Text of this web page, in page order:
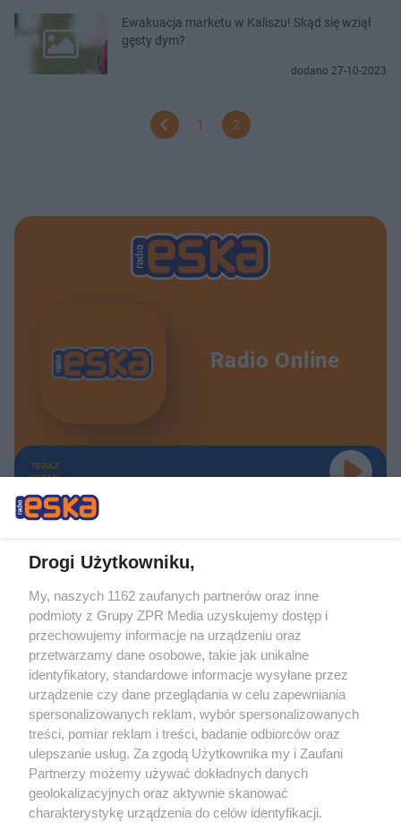
Ewakuacja marketu w Kaliszu! Skąd się wziął
gęsty dym?
dodano 27-10-2023
1 2
Radio Online
TERAZ
GRAMY
Żaden utwór zamieszczony w serwisie nie może być powielany i
rozpowszechniany lub dalej rozpowszechniany w jakikolwiek sposób (w
tym także elektroniczny lub mechaniczny) na jakimkolwiek polu
eksploatacji w jakiejkolwiek formie, włącznie z umieszczaniem w Internecie
bez pisemnej zgody właściciela praw. Jakiekolwiek użycie lub
wykorzystanie utworów w całości lub w części z naruszeniem prawa, tzn.
bez właściwej zgody, jest zabronione pod groźbą kary i może być ścigane
prawnie.
Drogi Użytkowniku,
My, naszych 1162 zaufanych partnerów oraz inne
podmioty z Grupy ZPR Media uzyskujemy dostęp i
przechowujemy informacje na urządzeniu oraz
przetwarzamy dane osobowe, takie jak unikalne
identyfikatory, standardowe informacje wysyłane przez
urządzenie czy dane przeglądania w celu zapewniania
spersonalizowanych reklam, wybór spersonalizowanych
treści, pomiar reklam i treści, badanie odbiorców oraz
ulepszanie usług. Za zgodą Użytkownika my i Zaufani
Partnerzy możemy używać dokładnych danych
geolokalizacyjnych oraz aktywnie skanować
charakterystykę urządzenia do celów identyfikacji.